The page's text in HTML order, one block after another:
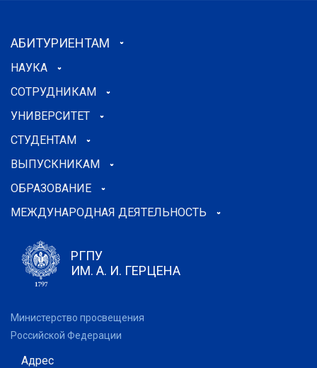
АБИТУРИЕНТАМ
НАУКА
СОТРУДНИКАМ
УНИВЕРСИТЕТ
СТУДЕНТАМ
ВЫПУСКНИКАМ
ОБРАЗОВАНИЕ
МЕЖДУНАРОДНАЯ ДЕЯТЕЛЬНОСТЬ
РГПУ
ИМ. А. И. ГЕРЦЕНА
Министерство просвещения
Российской Федерации
Адрес